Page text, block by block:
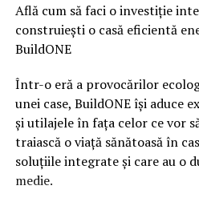
Află cum să faci o investiție
construiești o casă eficientă
BuildONE
Într-o eră a provocărilor
unei case, BuildONE își aduce
și utilajele în fața celor ce vor
traiască o viață sănătoasă în
soluțiile integrate și care au o
medie.